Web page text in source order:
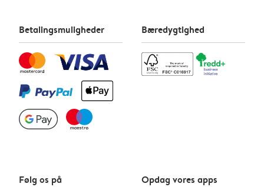
Betalingsmuligheder Bæredygtighed
Følg os på Opdag vores apps